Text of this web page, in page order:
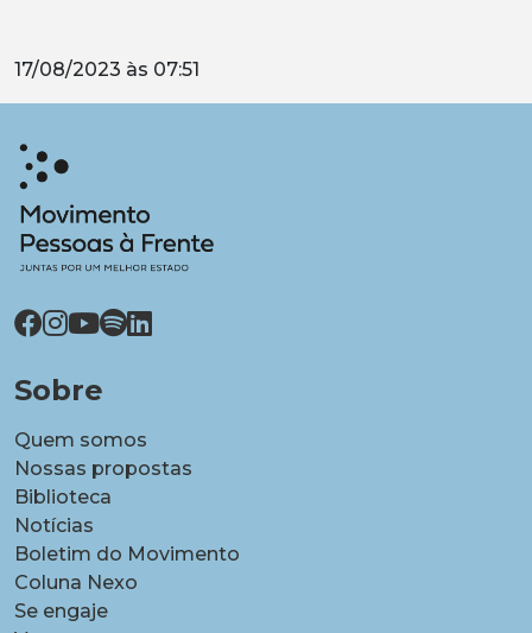
17/08/2023 às 07:51
Sobre
Quem somos
Nossas propostas
Biblioteca
Notícias
Boletim do Movimento
Coluna Nexo
Se engaje